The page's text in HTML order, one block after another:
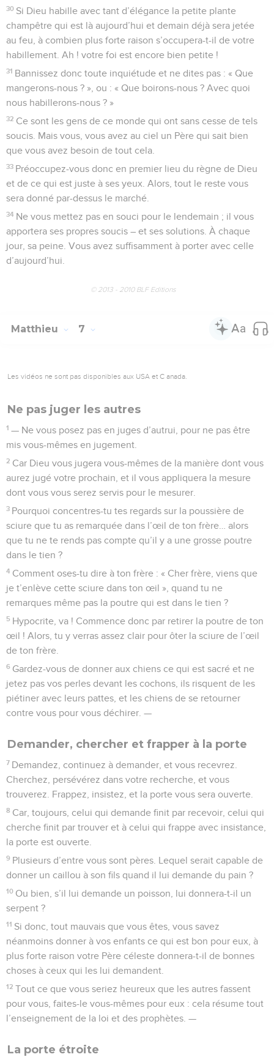
30 Si Dieu habille avec tant d’élégance la petite plante
champêtre qui est là aujourd’hui et demain déjà sera jetée
au feu, à combien plus forte raison s’occupera-t-il de votre
habillement. Ah ! votre foi est encore bien petite !
31 Bannissez donc toute inquiétude et ne dites pas : « Que
mangerons-nous ? », ou : « Que boirons-nous ? Avec quoi
nous habillerons-nous ? »
32 Ce sont les gens de ce monde qui ont sans cesse de tels
soucis. Mais vous, vous avez au ciel un Père qui sait bien
que vous avez besoin de tout cela.
33 Préoccupez-vous donc en premier lieu du règne de Dieu
et de ce qui est juste à ses yeux. Alors, tout le reste vous
sera donné par-dessus le marché.
34 Ne vous mettez pas en souci pour le lendemain ; il vous
apportera ses propres soucis – et ses solutions. À chaque
jour, sa peine. Vous avez suffisamment à porter avec celle
d’aujourd’hui.
© 2013 - 2010 BLF Editions
Matthieu 7
Les vidéos ne sont pas disponibles aux USA et C anada.
Ne pas juger les autres
1 — Ne vous posez pas en juges d’autrui, pour ne pas être
mis vous-mêmes en jugement.
2 Car Dieu vous jugera vous-mêmes de la manière dont vous
aurez jugé votre prochain, et il vous appliquera la mesure
dont vous vous serez servis pour le mesurer.
3 Pourquoi concentres-tu tes regards sur la poussière de
sciure que tu as remarquée dans l’œil de ton frère… alors
que tu ne te rends pas compte qu’il y a une grosse poutre
dans le tien ?
4 Comment oses-tu dire à ton frère : « Cher frère, viens que
je t’enlève cette sciure dans ton œil », quand tu ne
remarques même pas la poutre qui est dans le tien ?
5 Hypocrite, va ! Commence donc par retirer la poutre de ton
œil ! Alors, tu y verras assez clair pour ôter la sciure de l’œil
de ton frère.
6 Gardez-vous de donner aux chiens ce qui est sacré et ne
jetez pas vos perles devant les cochons, ils risquent de les
piétiner avec leurs pattes, et les chiens de se retourner
contre vous pour vous déchirer. —
Demander, chercher et frapper à la porte
7 Demandez, continuez à demander, et vous recevrez.
Cherchez, persévérez dans votre recherche, et vous
trouverez. Frappez, insistez, et la porte vous sera ouverte.
8 Car, toujours, celui qui demande finit par recevoir, celui qui
cherche finit par trouver et à celui qui frappe avec insistance,
la porte est ouverte.
9 Plusieurs d’entre vous sont pères. Lequel serait capable de
donner un caillou à son fils quand il lui demande du pain ?
10 Ou bien, s’il lui demande un poisson, lui donnera-t-il un
serpent ?
11 Si donc, tout mauvais que vous êtes, vous savez
néanmoins donner à vos enfants ce qui est bon pour eux, à
plus forte raison votre Père céleste donnera-t-il de bonnes
choses à ceux qui les lui demandent.
12 Tout ce que vous seriez heureux que les autres fassent
pour vous, faites-le vous-mêmes pour eux : cela résume tout
l’enseignement de la loi et des prophètes. —
La porte étroite